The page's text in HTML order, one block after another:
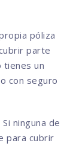
póliza
parte
tienes un
con seguro
Si ninguna de
para cubrir